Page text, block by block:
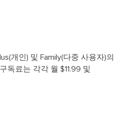
개인) 및 Family(다중 사용자)의
독료는 각각 월 $11.99 및